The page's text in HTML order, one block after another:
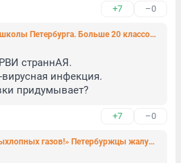
+7 –0
Странный ОРВИ пришел в школы Петербурга. Больше 20 классов отправили на дистант
страннАЯ.
инфекция.
придумывает?
+7 –0
«Скоро все тут умрём от выхлопных газов!» Петербуржцы жалуются на предновогодний коллапс на парковках ТЦ